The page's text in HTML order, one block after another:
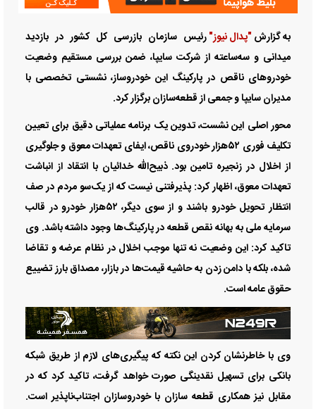
به گزارش"پدال نیوز"رئیس سازمان بازرسی کل کشور در بازدید
میدانی و سه‌ساعته از شرکت سایپا، ضمن بررسی مستقیم وضعیت
خودرو‌های ناقص در پارکینگ این خودروساز، نشستی تخصصی با
مدیران سایپا و جمعی از قطعه‌سازان برگزار کرد.
محور اصلی این نشست، تدوین یک برنامه عملیاتی دقیق برای تعیین
تکلیف فوری ۵۲هزار خودروی ناقص، ایفای تعهدات معوق و جلوگیری
از اخلال در زنجیره تامین بود. ذبیح‌الله خدائیان با انتقاد از انباشت
تعهدات معوق، اظهار کرد: پذیرفتنی نیست که از یک‌سو مردم در صف
انتظار تحویل خودرو باشند و از سوی دیگر، ۵۲هزار خودرو در قالب
سرمایه ملی به بهانه نقص قطعه در پارکینگ‌ها وجود داشته باشد. وی
تاکید کرد: این وضعیت نه تنها موجب اخلال در نظام عرضه و تقاضا
شده، بلکه با دامن زدن به حاشیه قیمت‌ها در بازار، مصداق بارز تضییع
حقوق عامه است.
وی با خاطرنشان کردن این نکته که پیگیری‌های لازم از طریق شبکه
بانکی برای تسهیل نقدینگی صورت خواهد گرفت، تاکید کرد که در
مقابل نیز همکاری قطعه سازان با خودروسازان اجتناب‌ناپذیر است.